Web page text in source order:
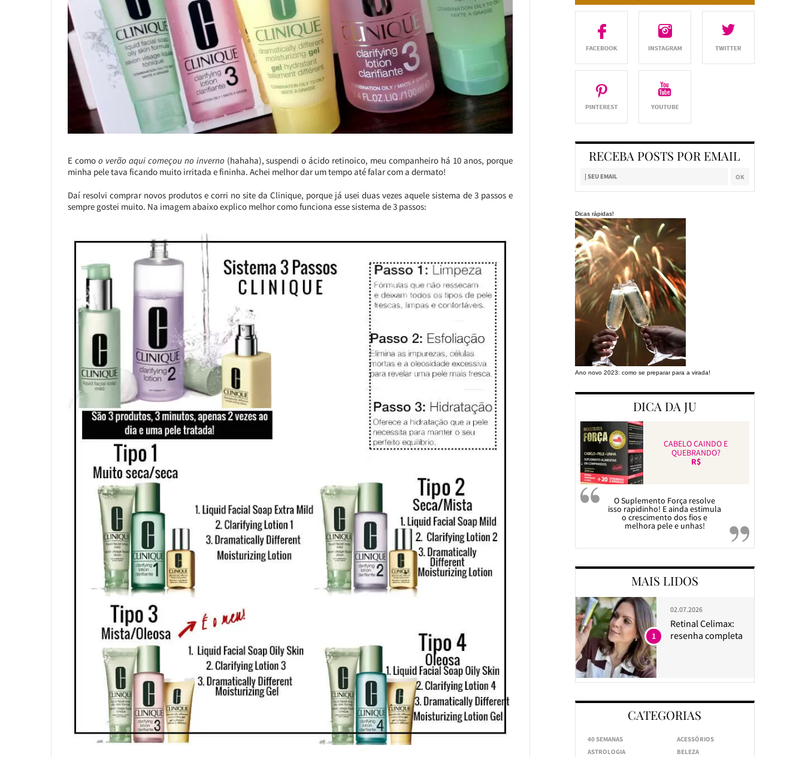
E como o verão aqui começou no inverno (hahaha), suspendi o ácido retinoico, meu companheiro há 10 anos, porque
minha pele tava ficando muito irritada e fininha. Achei melhor dar um tempo até falar com a dermato!
Daí resolvi comprar novos produtos e corri no site da Clinique, porque já usei duas vezes aquele sistema de 3 passos e
sempre gostei muito. Na imagem abaixo explico melhor como funciona esse sistema de 3 passos:
RECEBA POSTS POR EMAIL
Dicas rápidas!
Ano novo 2023: como se preparar para a virada!
DICA DA JU
CABELO CAINDO E
QUEBRANDO?
R$
O Suplemento Força resolve
isso rapidinho! E ainda estimula
o crescimento dos fios e
melhora pele e unhas!
MAIS LIDOS
02.07.2026
Retinal Celimax:
resenha completa
1
CATEGORIAS
40 SEMANAS
ACESSÓRIOS
ASTROLOGIA
BELEZA